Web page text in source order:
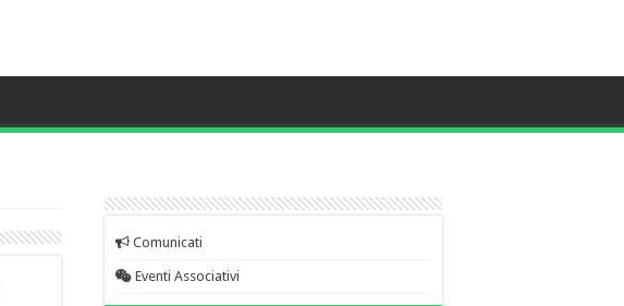
Comunicati
Eventi Associativi